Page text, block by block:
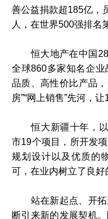
善公益捐款超185亿，
人，在世界500强排名
恒大地产在中国
全球860多家知名企
品质、高性价比产品，
房”“网上销售”先河，
恒大新疆十年，以
市19个项目，所开发
规划设计以及优质的
可，在业内树立了良好
站在新起点、开拓
断引来新的发展契机